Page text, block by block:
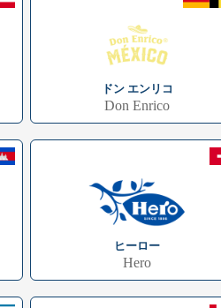
ドン エンリコ
Don Enrico
ヒーロー
Hero